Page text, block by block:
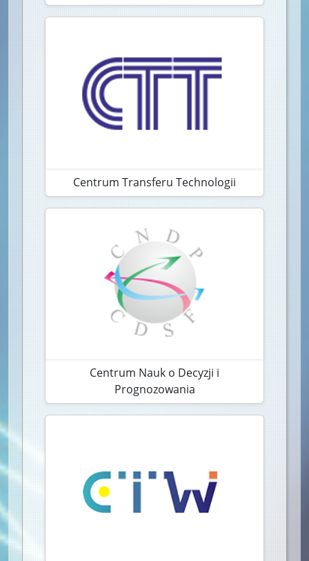
Centrum Transferu Technologii
Centrum Nauk o Decyzji i
Prognozowania